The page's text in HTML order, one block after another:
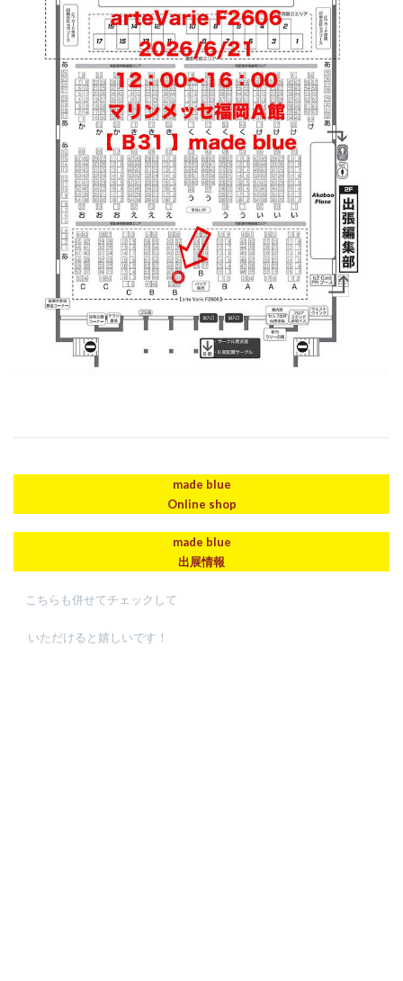
made blue
Online shop
made blue
出展情報
こちらも併せてチェックして
いただけると嬉しいです！